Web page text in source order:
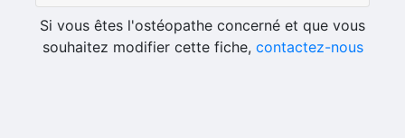
Si vous êtes l'ostéopathe concerné et que vous
souhaitez modifier cette fiche, contactez-nous